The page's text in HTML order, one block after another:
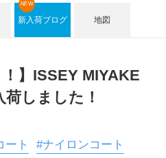
新入荷ブログ
NEW
地図
！】ISSEY MIYAKE
しました！
ート
#ナイロンコート